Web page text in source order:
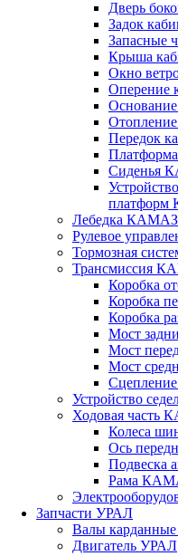
Дверь
Задок
Запасные
Крыша
Окно
Передок
Сиденья
Лебедка КАМАЗ
Рулевое
Тормозная
Трансмиссия
Коробка
Коробка
Коробка
Мост
Мост
Мост
Устройство
Ходовая часть
Колеса
Ось
Подвеска
Рама
Запчасти УРАЛ
Валы
Двигатель УРАЛ